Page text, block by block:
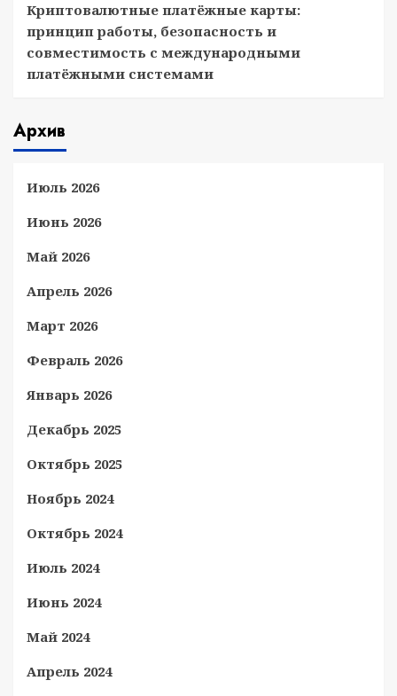
Криптовалютные платёжные карты:
принцип работы, безопасность и
совместимость с международными
платёжными системами
Архив
Июль 2026
Июнь 2026
Май 2026
Апрель 2026
Март 2026
Февраль 2026
Январь 2026
Декабрь 2025
Октябрь 2025
Ноябрь 2024
Октябрь 2024
Июль 2024
Июнь 2024
Май 2024
Апрель 2024